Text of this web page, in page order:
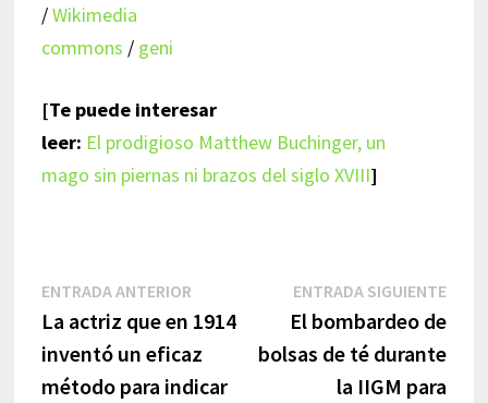
/Wikimedia
commons / geni
[Te puede interesar
leer: El prodigioso Matthew Buchinger, un
mago sin piernas ni brazos del siglo XVIII]
Navegación
de
entradas
ENTRADA ANTERIOREntrada
anterior:
La actriz que en 1914
inventó un eficaz
método para indicar
ENTRADA SIGUIENTE
El bombardeo de
bolsas de té durante
la IIGM para